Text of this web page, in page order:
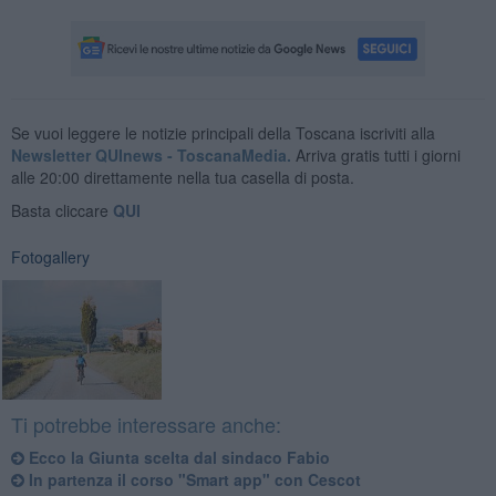
Se vuoi leggere le notizie principali della Toscana iscriviti alla
Newsletter QUInews - ToscanaMedia. Arriva gratis tutti i giorni
alle 20:00 direttamente nella tua casella di posta.
Basta cliccare QUI
Fotogallery
Ti potrebbe interessare anche:
Ecco la Giunta scelta dal sindaco Fabio
In partenza il corso "Smart app" con Cescot